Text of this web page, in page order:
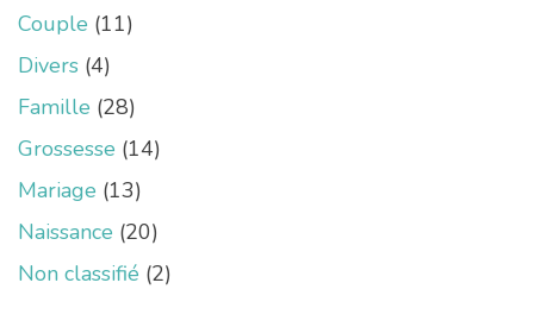
Couple (11)
Divers (4)
Famille (28)
Grossesse (14)
Mariage (13)
Naissance (20)
Non classifié (2)